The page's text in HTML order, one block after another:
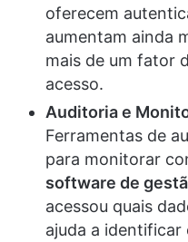
oferecem
aumentam ainda
mais de um fator
acesso.
Auditoria e
Ferramentas de
para monitorar
software de
acessou quais
ajuda a